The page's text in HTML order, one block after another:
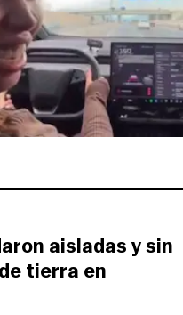
aisladas y sin
tierra en